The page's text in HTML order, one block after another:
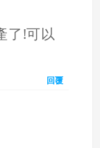
了!可以
回覆